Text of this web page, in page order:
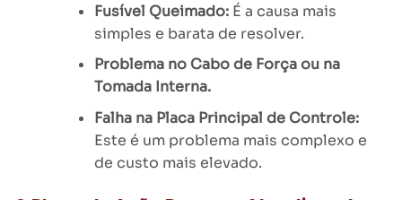
Fusível Queimado:É a causa mais
simples e barata de resolver.
Problema no Cabo de Força ou na
Tomada Interna.
Falha na Placa Principal de Controle:
Este é um problema mais complexo e
de custo mais elevado.